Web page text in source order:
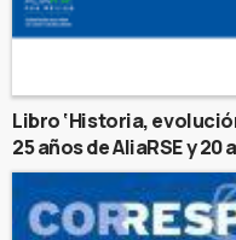
Libro ‘Historia,
25 años de AliaRSE y